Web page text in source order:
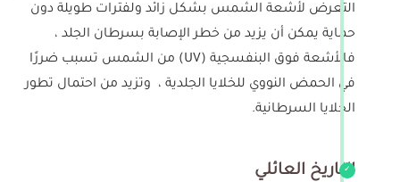
التعرض لأشعة الشمس بشكل زائد ولفترات طويلة دون
حماية يمكن أن يزيد من خطر الإصابة بسرطان الجلد ،
فالأشعة فوق البنفسجية (UV) من الشمس تسبب ضررًا
في الحمض النووي للخلايا الجلدية ، وتزيد من احتمال تطور
الخلايا السرطانية.
التاريخ العائلي